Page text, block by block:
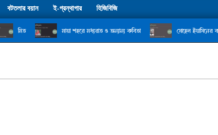
বটতলার বয়ান ই-গ্রন্থাগার হিজিবিজি
মিত মায়া শহরে মধ্যরাত ও অন্যান্য কবিতা সোহেল ইয়াসিনের